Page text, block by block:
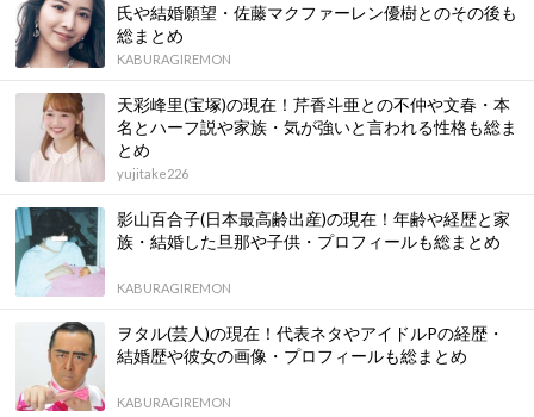
氏や結婚願望・佐藤マクファーレン優樹とのその後も
総まとめ
KABURAGIREMON
天彩峰里(宝塚)の現在！芹香斗亜との不仲や文春・本
名とハーフ説や家族・気が強いと言われる性格も総ま
とめ
yujitake226
影山百合子(日本最高齢出産)の現在！年齢や経歴と家
族・結婚した旦那や子供・プロフィールも総まとめ
KABURAGIREMON
ヲタル(芸人)の現在！代表ネタやアイドルPの経歴・
結婚歴や彼女の画像・プロフィールも総まとめ
KABURAGIREMON